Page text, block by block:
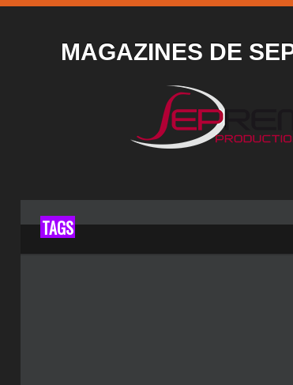
MAGAZINES DE
TAGS